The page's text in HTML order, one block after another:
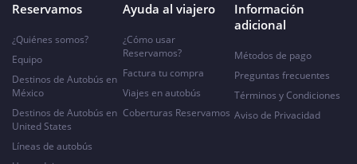
Reservamos
¿Quiénes somos?
Equipo
Destinos de Autobús en
México
Destinos de Autobús en
United States
Líneas de autobús
Ayuda al viajero
¿Cómo usar
Reservamos?
Factura tu compra
Viajes en autobús
Coberturas Reservamos
Información
adicional
Métodos de pago
Preguntas frecuentes
Términos y Condiciones
Aviso de Privacidad